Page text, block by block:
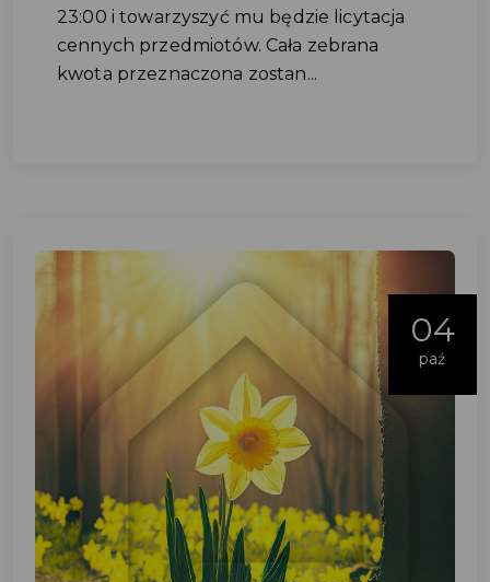
23:00 i towarzyszyć mu będzie licytacja
cennych przedmiotów. Cała zebrana
kwota przeznaczona zostan...
04
paź